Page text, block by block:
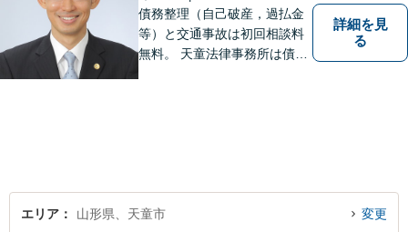
債務整理（自己破産，過払金
等）と交通事故は初回相談料
無料。 天童法律事務所は債務
詳細を見
る
エリア 山形県、天童市 変更